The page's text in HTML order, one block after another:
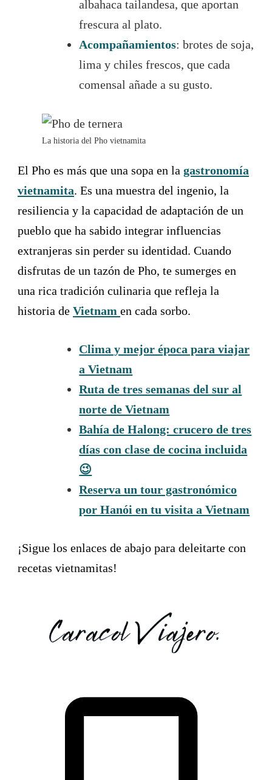
albahaca tailandesa, que aportan
frescura al plato.
Acompañamientos: brotes de soja,
lima y chiles frescos, que cada
comensal añade a su gusto.
La historia del Pho vietnamita
El Pho es más que una sopa en la gastronomía
vietnamita. Es una muestra del ingenio, la
resiliencia y la capacidad de adaptación de un
pueblo que ha sabido integrar influencias
extranjeras sin perder su identidad. Cuando
disfrutas de un tazón de Pho, te sumerges en
una rica tradición culinaria que refleja la
historia de Vietnam en cada sorbo.
Clima y mejor época para viajar
a Vietnam
Ruta de tres semanas del sur al
norte de Vietnam
Bahía de Halong: crucero de tres
días con clase de cocina incluida
😉
Reserva un tour gastronómico
por Hanói en tu visita a Vietnam
¡Sigue los enlaces de abajo para deleitarte con
recetas vietnamitas!